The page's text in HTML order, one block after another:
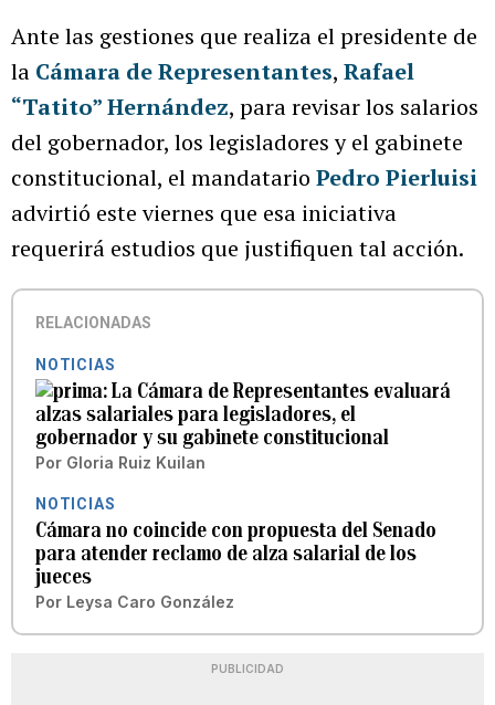
Ante las gestiones que realiza el presidente de
la Cámara de Representantes, Rafael
“Tatito” Hernández, para revisar los salarios
del gobernador, los legisladores y el gabinete
constitucional, el mandatario Pedro Pierluisi
advirtió este viernes que esa iniciativa
requerirá estudios que justifiquen tal acción.
RELACIONADAS
NOTICIAS
La Cámara de Representantes evaluará
alzas salariales para legisladores, el
gobernador y su gabinete constitucional
Por Gloria Ruiz Kuilan
NOTICIAS
Cámara no coincide con propuesta del Senado
para atender reclamo de alza salarial de los
jueces
Por Leysa Caro González
PUBLICIDAD